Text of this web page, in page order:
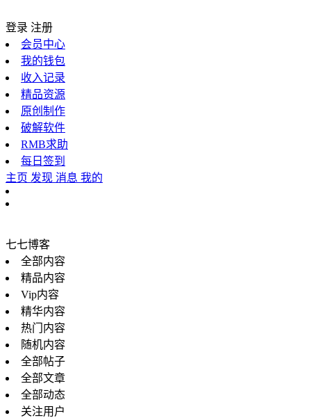
登录 注册
会员中心
我的钱包
收入记录
精品资源
原创制作
破解软件
RMB求助
每日签到
主页 发现 消息 我的
七七博客
全部内容
精品内容
Vip内容
精华内容
热门内容
随机内容
全部帖子
全部文章
全部动态
关注用户